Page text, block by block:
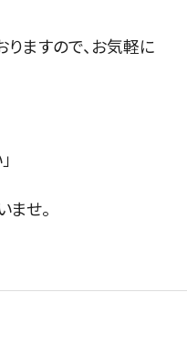
ますので、お気軽に
せ。